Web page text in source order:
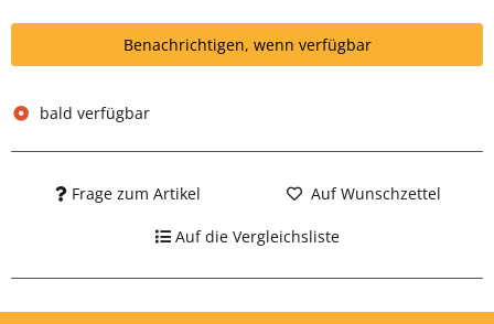
Benachrichtigen, wenn verfügbar
bald verfügbar
Frage zum Artikel Auf Wunschzettel
Auf die Vergleichsliste